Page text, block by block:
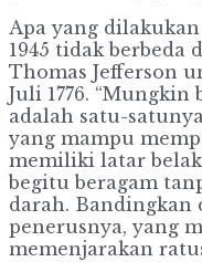
Apa yang dilakukan
1945 tidak berbeda
Thomas Jefferson
Juli 1776.
adalah satu-
yang mampu
memiliki latar
begitu beragam
darah. Bandingkan
penerusnya, yang
memenjarakan